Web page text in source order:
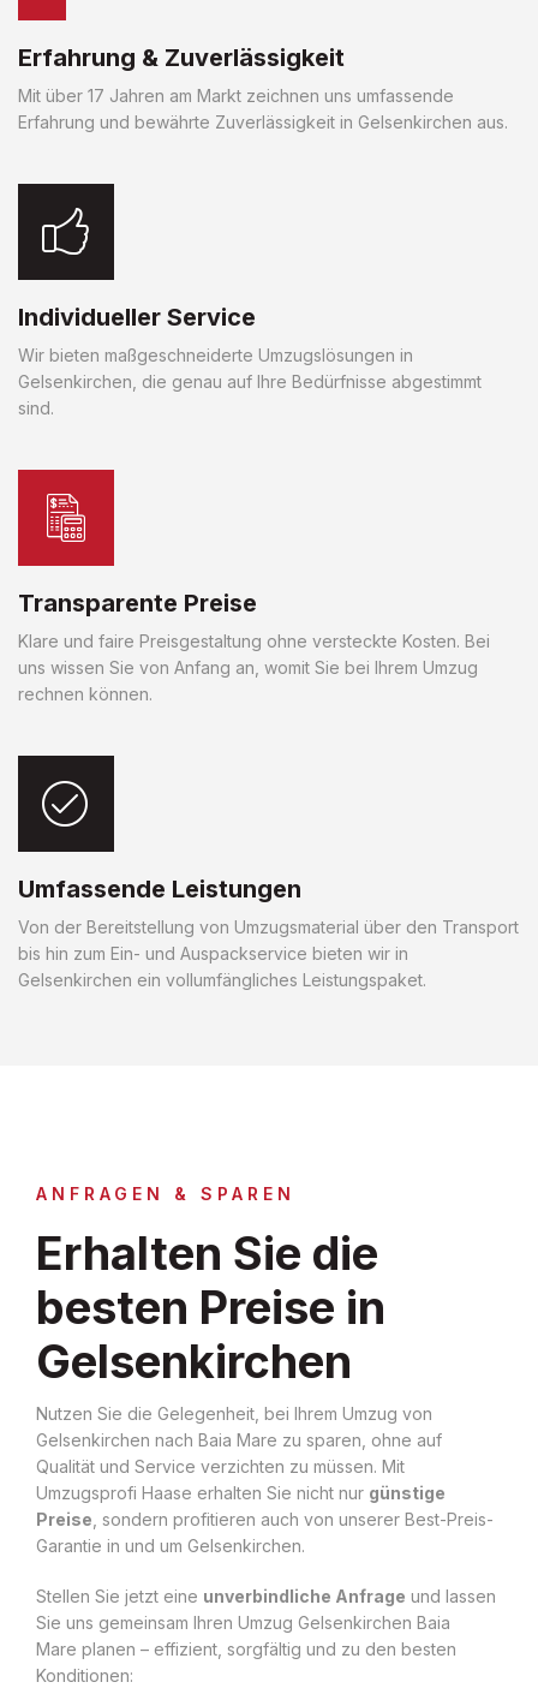
Erfahrung & Zuverlässigkeit
Mit über 17 Jahren am Markt zeichnen uns umfassende
Erfahrung und bewährte Zuverlässigkeit in Gelsenkirchen aus.
Individueller Service
Wir bieten maßgeschneiderte Umzugslösungen in
Gelsenkirchen, die genau auf Ihre Bedürfnisse abgestimmt
sind.
Transparente Preise
Klare und faire Preisgestaltung ohne versteckte Kosten. Bei
uns wissen Sie von Anfang an, womit Sie bei Ihrem Umzug
rechnen können.
Umfassende Leistungen
Von der Bereitstellung von Umzugsmaterial über den Transport
bis hin zum Ein- und Auspackservice bieten wir in
Gelsenkirchen ein vollumfängliches Leistungspaket.
ANFRAGEN & SPAREN
Erhalten Sie die
besten Preise in
Gelsenkirchen
Nutzen Sie die Gelegenheit, bei Ihrem Umzug von
Gelsenkirchen nach Baia Mare zu sparen, ohne auf
Qualität und Service verzichten zu müssen. Mit
Umzugsprofi Haase erhalten Sie nicht nur günstige
Preise , sondern profitieren auch von unserer Best-Preis-
Garantie in und um Gelsenkirchen.
Stellen Sie jetzt eine unverbindliche Anfrage und lassen
Sie uns gemeinsam Ihren Umzug Gelsenkirchen Baia
Mare planen – effizient, sorgfältig und zu den besten
Konditionen: